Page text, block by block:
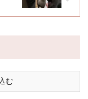
む